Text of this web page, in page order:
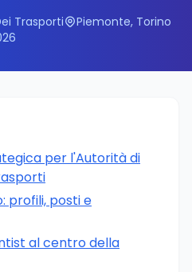
Trasporti
Piemonte, Torino
per l'Autorità di
profili, posti e
al centro della